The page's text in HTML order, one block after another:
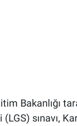
Bakanlığı
sınavı,